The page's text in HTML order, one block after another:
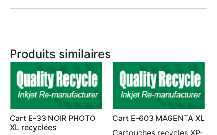
Produits similaires
Cart E-33 NOIR PHOTO
XL recyclées
Cart E-603 MAGENTA XL
Cartouches recycles XP-